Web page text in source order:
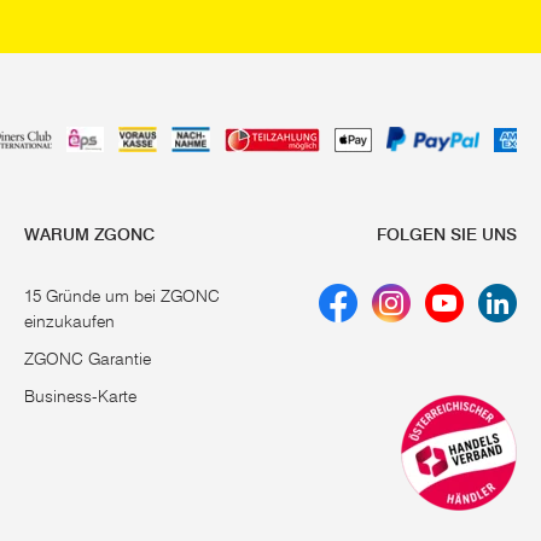
kann der Fangsack repariert werden, bzw. kurzfristig genäht
über unseren Online Shop. Laubsauger Fangsäcke
diesem Grund gibt es immer mehr Menschen, die es sich
gestalten. Hier sind der Gestaltung des Einzelnen
zu geben. So lassen sich bei ZGONC rucksprüherin
WARUM ZGONC
15 Gründe um bei ZGONC
einzukaufen
ZGONC Garantie
Business-Karte
FOLGEN SIE UNS